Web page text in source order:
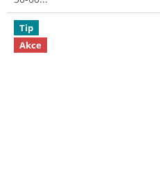
Tip
Akce